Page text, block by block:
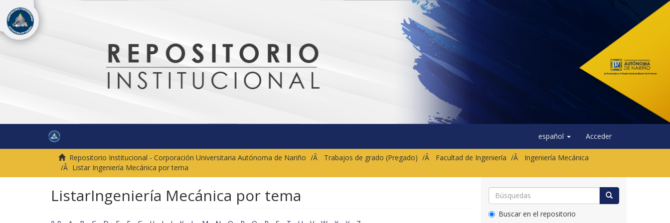
español Acceder
Repositorio Institucional - Corporación Universitaria Autónoma de Nariño Trabajos de grado (Pregado) Facultad de Ingeniería
Ingeniería Mecánica
Listar Ingeniería Mecánica por tema
ListarIngeniería Mecánica por tema
Buscar en el repositorio